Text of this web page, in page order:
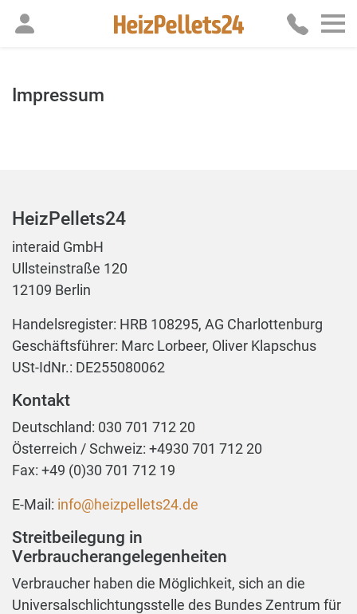
Impressum
HeizPellets24
interaid GmbH
Ullsteinstraße 120
12109 Berlin
Handelsregister: HRB 108295, AG Charlottenburg
Geschäftsführer: Marc Lorbeer, Oliver Klapschus
USt-IdNr.: DE255080062
Kontakt
Deutschland: 030 701 712 20
Österreich / Schweiz: +4930 701 712 20
Fax: +49 (0)30 701 712 19
E-Mail: info@heizpellets24.de
Streitbeilegung in
Verbraucherangelegenheiten
Verbraucher haben die Möglichkeit, sich an die
Universalschlichtungsstelle des Bundes Zentrum für